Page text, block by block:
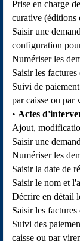
Prise en charge
curative (éditions
Saisir une
configuration
Numériser les
Saisir les factures
Suivi de
par caisse ou par
Actes
Ajout,
Saisir une
Numériser les
Saisir la date de
Saisir le nom et
Décrire en détail
Saisir les factures
Suivi des
caisse ou par